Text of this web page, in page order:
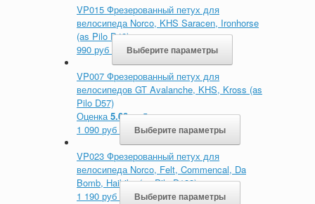
VP015 Фрезерованный петух для
велосипеда Norco, KHS Saracen, Ironhorse
(as Pilo D48)
990 руб Выберите параметры
VP007 Фрезерованный петух для
велосипедов GT Avalanche, KHS, Kross (as
Pilo D57)
Оценка5.00из 5
1 090 руб Выберите параметры
VP023 Фрезерованный петух для
велосипеда Norco, Felt, Commencal, Da
Bomb, Haibike (as Pilo D188)
1 190 руб Выберите параметры